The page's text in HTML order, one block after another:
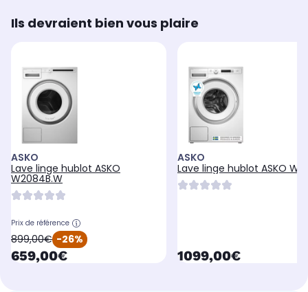
Ils devraient bien vous plaire
ASKO
Lave linge hublot ASKO
W2084B.W
Prix de référence
oldPrice
899,00€ -26%
currentPrice
659,00€
ASKO
Lave linge hublot ASKO
currentPrice
1099,00€